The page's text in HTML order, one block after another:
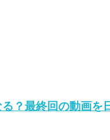
？最終回の動画を